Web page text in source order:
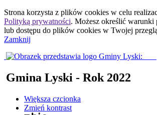
Strona korzysta z plików cookies w celu
Polityką prywatności. Możesz określić warunki
lub dostępu do plików cookies w Twojej
Zamknij
Gmina Lyski - Rok 2022
Większa czcionka
Zmień kontrast